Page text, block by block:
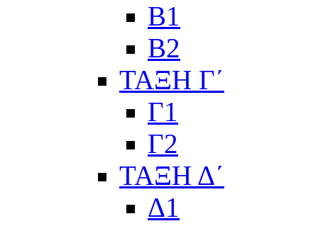
Β1
Β2
ΤΑΞΗ Γ΄
Γ1
Γ2
ΤΑΞΗ Δ΄
Δ1